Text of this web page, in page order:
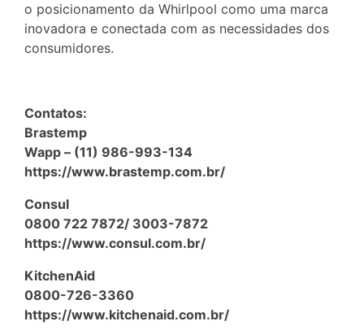
o posicionamento da Whirlpool como uma marca
inovadora e conectada com as necessidades dos
consumidores.
Contatos:
Brastemp
Wapp – (11) 986-993-134
https://www.brastemp.com.br/
Consul
0800 722 7872/ 3003-7872
https://www.consul.com.br/
KitchenAid
0800-726-3360
https://www.kitchenaid.com.br/